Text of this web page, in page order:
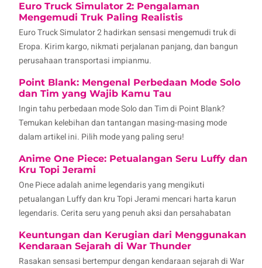
Euro Truck Simulator 2: Pengalaman
Mengemudi Truk Paling Realistis
Euro Truck Simulator 2 hadirkan sensasi mengemudi truk di
Eropa. Kirim kargo, nikmati perjalanan panjang, dan bangun
perusahaan transportasi impianmu.
Point Blank: Mengenal Perbedaan Mode Solo
dan Tim yang Wajib Kamu Tau
Ingin tahu perbedaan mode Solo dan Tim di Point Blank?
Temukan kelebihan dan tantangan masing-masing mode
dalam artikel ini. Pilih mode yang paling seru!
Anime One Piece: Petualangan Seru Luffy dan
Kru Topi Jerami
One Piece adalah anime legendaris yang mengikuti
petualangan Luffy dan kru Topi Jerami mencari harta karun
legendaris. Cerita seru yang penuh aksi dan persahabatan
Keuntungan dan Kerugian dari Menggunakan
Kendaraan Sejarah di War Thunder
Rasakan sensasi bertempur dengan kendaraan sejarah di War